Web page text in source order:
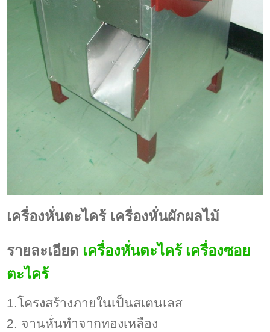
เครื่องหั่นตะไคร้ เครื่องหั่นผักผลไม้
รายละเอียด เครื่องหั่นตะไคร้ เครื่องซอย
ตะไคร้
1.โครงสร้างภายในเป็นสเตนเลส
2. จานหั่นทำจากทองเหลือง